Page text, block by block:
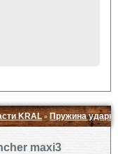
KRAL» Пружина
maxi3